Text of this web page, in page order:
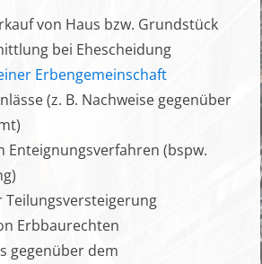
von Haus bzw. Grundstück
bei Ehescheidung
Erbengemeinschaft
(z. B. Nachweise gegenüber
Enteignungsverfahren (bspw.
Teilungsversteigerung
Erbbaurechten
gegenüber dem